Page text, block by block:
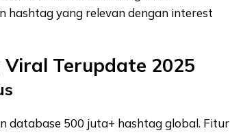
hashtag yang relevan dengan interest
Terupdate 2025
database 500 juta+ hashtag global. Fitur